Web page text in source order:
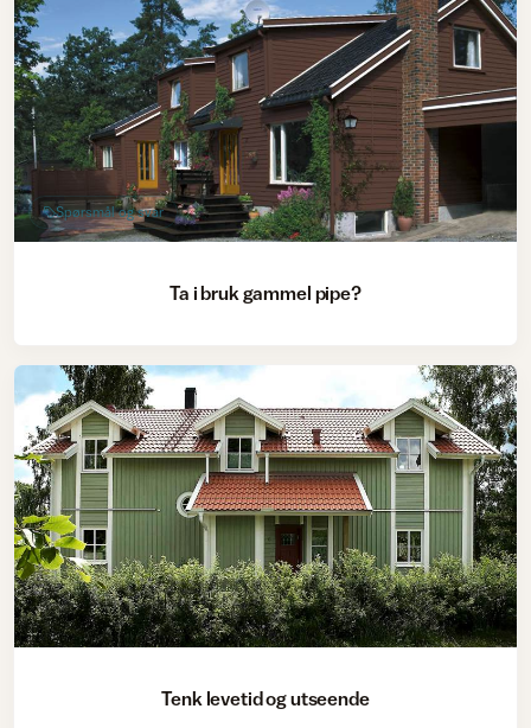
Spørsmål og svar
Ta i bruk gammel pipe?
Tenk levetid og utseende